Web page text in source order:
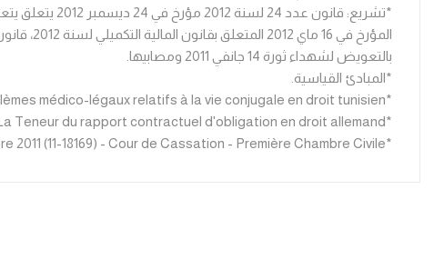
بالتعويض لشهداء ثورة 14 جانفي 2011 ومصابيها.
*المبادئ القياسية.
*DOCTRINE: Le Capital social à travers le code des sociétés commerciales, Problèmes médico-légaux relatifs à la vie conjugale en droit tunisien.
*LU POUR VOUS: La Teneur du rapport contractuel d'obligation en droit allemand.
*JURISPRUDENCE COMPAREE: Arrêt n°1392 du 5 décembre 2011 (11-18169) - Cour de Cassation - Première Chambre Civile.